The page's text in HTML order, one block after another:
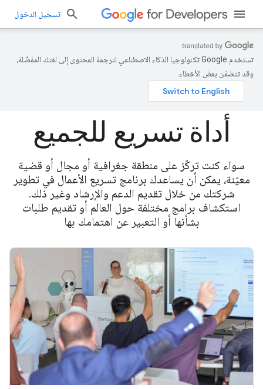
تسجيل الدخول
تستخدم Google تكنولوجيا الذكاء الاصطناعي لترجمة المحتوى إلى لغتك المفضّلة،
وقد تتضمّن بعض الأخطاء.
أداة تسريع للجميع
سواء كنت تركّز على منطقة جغرافية أو مجال أو قضية
معيّنة، يمكن أن يساعدك برنامج تسريع الأعمال في تطوير
شركتك من خلال تقديم الدعم والإرشاد وغير ذلك.
استكشاف برامج مختلفة حول العالم أو تقديم طلبات
بشأنها أو التعبير عن اهتمامك بها